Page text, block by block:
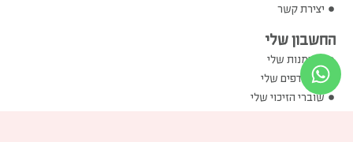
יצירת קשר
החשבון שלי
ההזמנות שלי
המועדפים שלי
שוברי הזיכוי שלי